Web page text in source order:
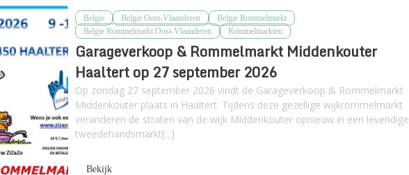
Belgie Belgie Oost-Vlaanderen
Belgie Rommelmarkt
Belgie Rommelmarkt Oost-Vlaanderen
Rommelmarkten
Garageverkoop & Rommelmarkt Middenkouter
Haaltert op 27 september 2026
Op zondag 27 september 2026 vindt de Garageverkoop & Rommelmarkt
Middenkouter plaats in Haaltert. Tijdens deze gezellige wijkrommelmarkt
veranderen de straten van de wijk Middenkouter opnieuw in een levendige
tweedehandsmarkt[...]
Bekijk